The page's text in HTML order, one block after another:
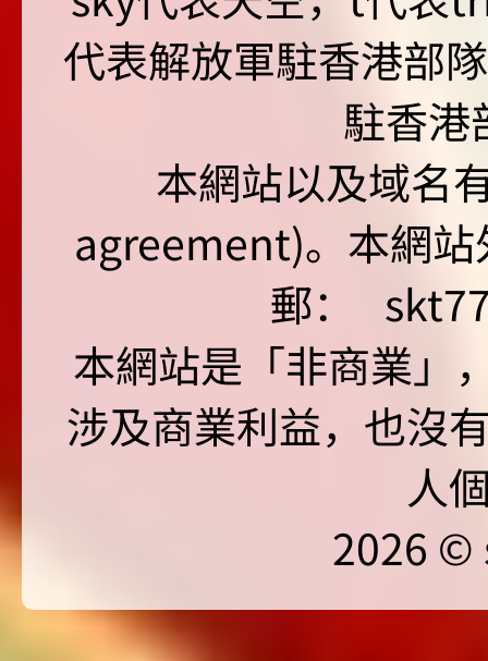
代表解放軍駐香港部
駐香港
本網站以及域名
agreement)。本網
郵：
本網站是「非商業
涉及商業利益，也沒
人
2026 ©